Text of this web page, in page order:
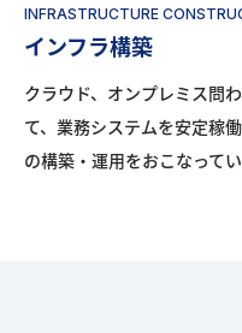
INFRASTRUCTURE
インフラ構築
クラウド、オンプレミス問
て、業務システムを安定稼
の構築・運用をおこなってい